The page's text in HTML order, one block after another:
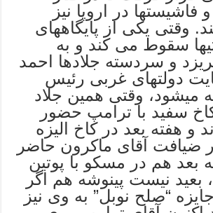
فاشیستها در اروپا نیز
وقتی یکی از پایگاههای
سقوط می کند و به
و سردسته جلادها احمد
دولتهای غربی رئیس
میشود، وقتی همین جلاد
سفید با ترامپ حضور
و هفته بعد در کاخ الیزه
ضیافت آقای ماکرون حاضر
بعد هم در مسکو با پوتین
نیست پینوشه هم اگر
“صلح نوبل” به وی نیز